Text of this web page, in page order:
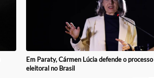
Em Paraty, Cármen Lúcia defende o processo
eleitoral no Brasil